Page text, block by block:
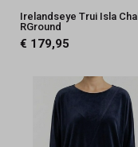
Irelandseye Trui Isla Chall
RGround
€ 179,95